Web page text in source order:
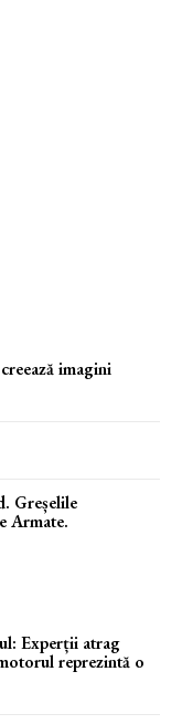
imagini
Greșelile
Armate.
Experții atrag
reprezintă o